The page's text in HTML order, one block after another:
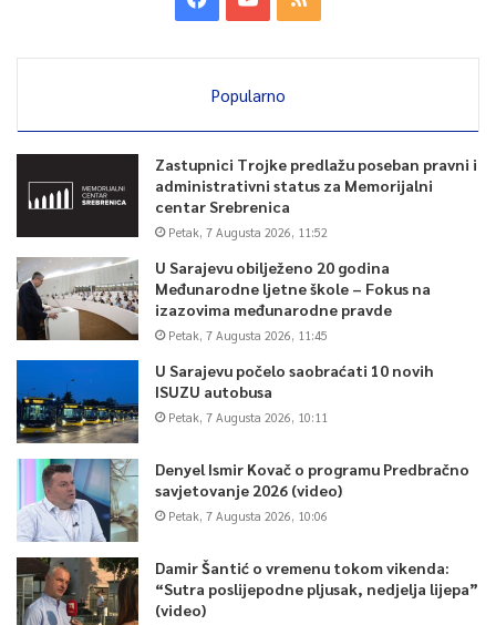
Popularno
Zastupnici Trojke predlažu poseban pravni i
administrativni status za Memorijalni
centar Srebrenica
Petak, 7 Augusta 2026, 11:52
U Sarajevu obilježeno 20 godina
Međunarodne ljetne škole – Fokus na
izazovima međunarodne pravde
Petak, 7 Augusta 2026, 11:45
U Sarajevu počelo saobraćati 10 novih
ISUZU autobusa
Petak, 7 Augusta 2026, 10:11
Denyel Ismir Kovač o programu Predbračno
savjetovanje 2026 (video)
Petak, 7 Augusta 2026, 10:06
Damir Šantić o vremenu tokom vikenda:
“Sutra poslijepodne pljusak, nedjelja lijepa”
(video)